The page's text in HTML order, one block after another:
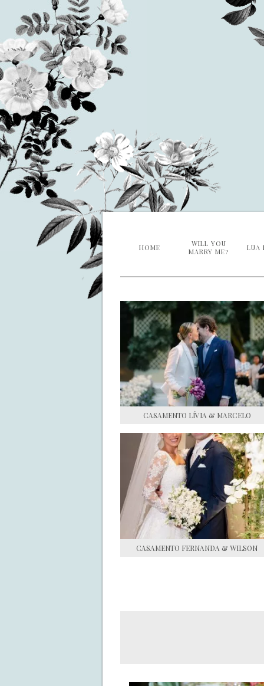
HOME
WILL YOU
MARRY ME?
LUA
CASAMENTO LÍVIA & MARCELO
CASAMENTO FERNANDA & WILSON